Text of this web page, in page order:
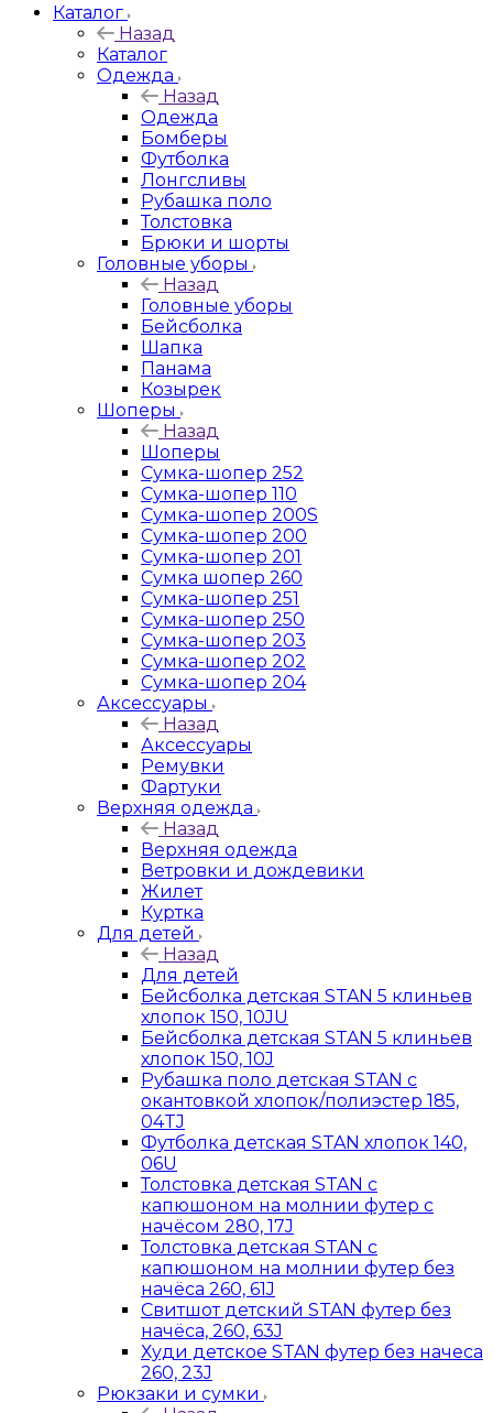
Каталог
Назад
Каталог
Одежда
Назад
Одежда
Бомберы
Футболка
Лонгсливы
Рубашка поло
Толстовка
Брюки и шорты
Головные уборы
Назад
Головные уборы
Бейсболка
Шапка
Панама
Козырек
Шоперы
Назад
Шоперы
Сумка-шопер 252
Сумка-шопер 110
Сумка-шопер 200S
Сумка-шопер 200
Сумка-шопер 201
Сумка шопер 260
Сумка-шопер 251
Сумка-шопер 250
Сумка-шопер 203
Сумка-шопер 202
Сумка-шопер 204
Аксессуары
Назад
Аксессуары
Ремувки
Фартуки
Верхняя одежда
Назад
Верхняя одежда
Ветровки и дождевики
Жилет
Куртка
Для детей
Назад
Для детей
Бейсболка детская STAN 5 клиньев
хлопок 150, 10JU
Бейсболка детская STAN 5 клиньев
хлопок 150, 10J
Рубашка поло детская STAN с
окантовкой хлопок/полиэстер 185,
04TJ
Футболка детская STAN хлопок 140,
06U
Толстовка детская STAN с
капюшоном на молнии футер с
начёсом 280, 17J
Толстовка детская STAN с
капюшоном на молнии футер без
начёса 260, 61J
Свитшот детский STAN футер без
начёса, 260, 63J
Худи детское STAN футер без начеса
260, 23J
Рюкзаки и сумки